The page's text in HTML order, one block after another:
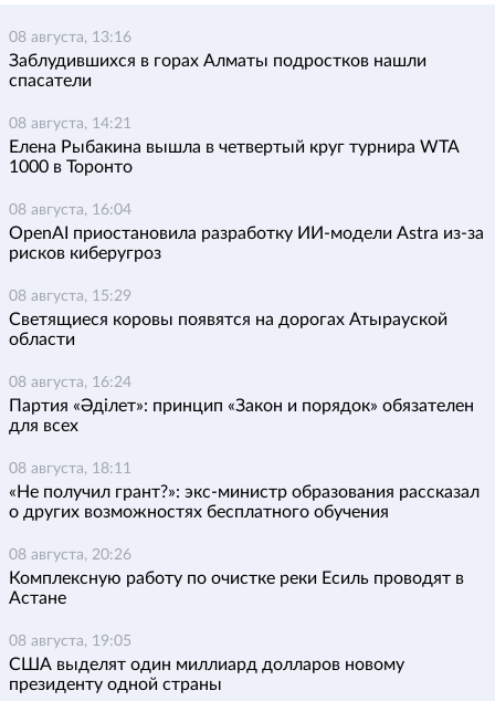
08 августа, 13:16
Заблудившихся в горах Алматы подростков нашли
спасатели
08 августа, 14:21
Елена Рыбакина вышла в четвертый круг турнира WTA
1000 в Торонто
08 августа, 16:04
OpenAI приостановила разработку ИИ-модели Astra из-за
рисков киберугроз
08 августа, 15:29
Светящиеся коровы появятся на дорогах Атырауской
области
08 августа, 16:24
Партия «Әділет»: принцип «Закон и порядок» обязателен
для всех
08 августа, 18:11
«Не получил грант?»: экс-министр образования рассказал
о других возможностях бесплатного обучения
08 августа, 20:26
Комплексную работу по очистке реки Есиль проводят в
Астане
08 августа, 19:05
США выделят один миллиард долларов новому
президенту одной страны